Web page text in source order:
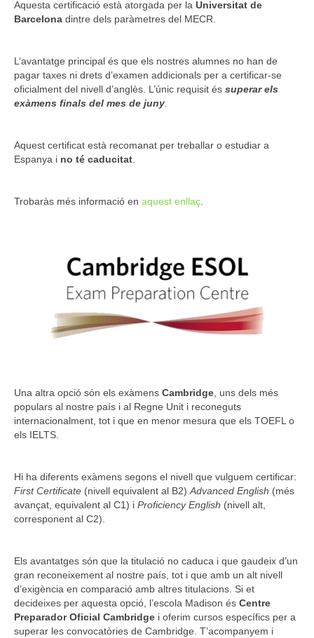
Aquesta certificació està atorgada per la Universitat de
Barcelona dintre dels paràmetres del MECR.
L’avantatge principal és que els nostres alumnes no han de
pagar taxes ni drets d’examen addicionals per a certificar-se
oficialment del nivell d’anglès. L’únic requisit és superar els
exàmens finals del mes de juny.
Aquest certificat està recomanat per treballar o estudiar a
Espanya i no té caducitat.
Trobaràs més informació en aquest enllaç.
Una altra opció són els exàmens Cambridge , uns dels més
populars al nostre país i al Regne Unit i reconeguts
internacionalment, tot i que en menor mesura que els TOEFL o
els IELTS.
Hi ha diferents exàmens segons el nivell que vulguem certificar:
First Certificate (nivell equivalent al B2) Advanced English (més
avançat, equivalent al C1) i Proficiency English (nivell alt,
corresponent al C2).
Els avantatges són que la titulació no caduca i que gaudeix d’un
gran reconeixement al nostre país, tot i que amb un alt nivell
d’exigència en comparació amb altres titulacions. Si et
decideixes per aquesta opció, l’escola Madison és Centre
Preparador Oficial Cambridge i oferim cursos específics per a
superar les convocatòries de Cambridge. T’acompanyem i